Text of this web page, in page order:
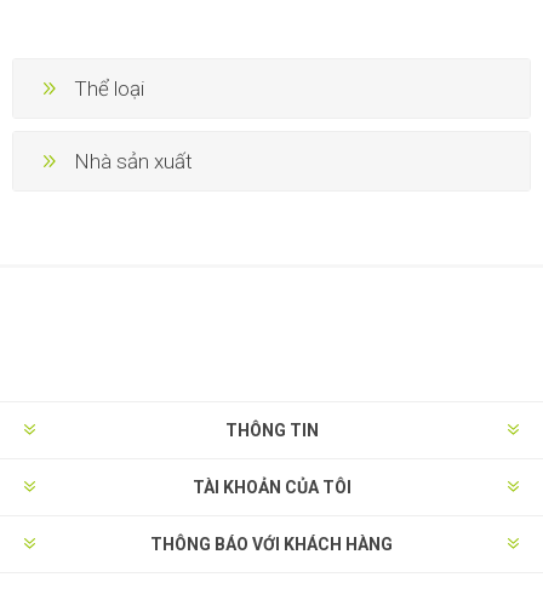
Thể loại
Nhà sản xuất
THÔNG TIN
TÀI KHOẢN CỦA TÔI
THÔNG BÁO VỚI KHÁCH HÀNG